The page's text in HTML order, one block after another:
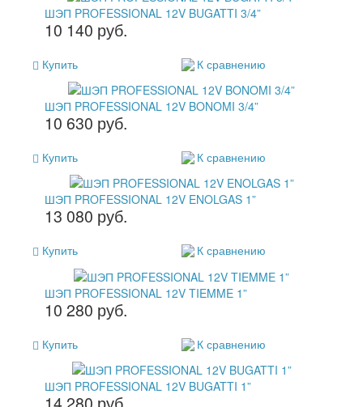
ШЭП PROFESSIONAL 12V BUGATTI 3/4”
10 140 руб.
Купить К сравнению
ШЭП PROFESSIONAL 12V BONOMI 3/4”
10 630 руб.
Купить К сравнению
ШЭП PROFESSIONAL 12V ENOLGAS 1”
13 080 руб.
Купить К сравнению
ШЭП PROFESSIONAL 12V TIEMME 1”
10 280 руб.
Купить К сравнению
ШЭП PROFESSIONAL 12V BUGATTI 1”